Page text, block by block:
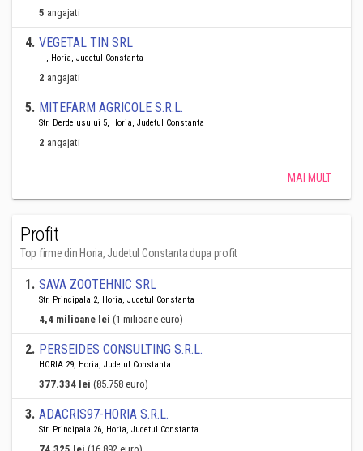
5 angajati
4. VEGETAL TIN SRL
- -, Horia, Judetul Constanta
2 angajati
5. MITEFARM AGRICOLE S.R.L.
Str. Derdelusului 5, Horia, Judetul Constanta
2 angajati
MAI MULT
Profit
Top firme din Horia, Judetul Constanta dupa profit
1. SAVA ZOOTEHNIC SRL
Str. Principala 2, Horia, Judetul Constanta
4,4 milioane lei (1 milioane euro)
2. PERSEIDES CONSULTING S.R.L.
HORIA 29, Horia, Judetul Constanta
377.334 lei (85.758 euro)
3. ADACRIS97-HORIA S.R.L.
Str. Principala 26, Horia, Judetul Constanta